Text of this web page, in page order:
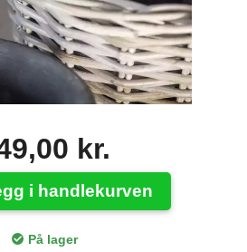
kr.
i handlekurven
På lager